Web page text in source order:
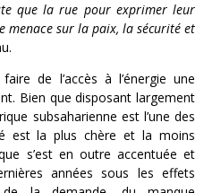
que la rue pour exprimer leur
menace sur la paix, la sécurité et
de l’accès à l’énergie une
Bien que disposant largement
subsaharienne est l’une des
est la plus chère et la moins
s’est en outre accentuée et
années sous les effets